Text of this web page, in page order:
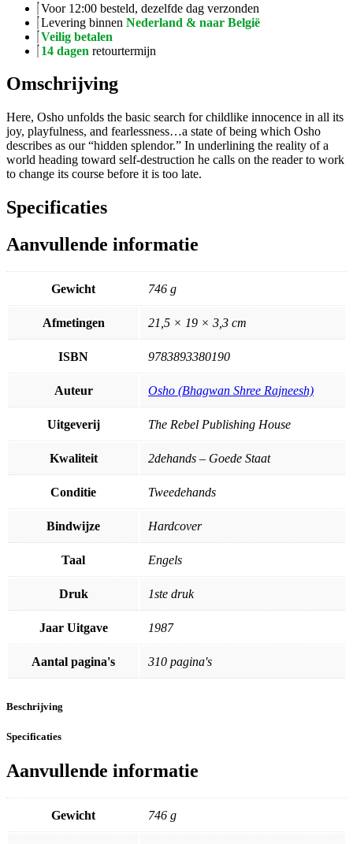
Voor 12:00 besteld, dezelfde dag verzonden
Levering binnen Nederland & naar België
Veilig betalen
14 dagen retourtermijn
Omschrijving
Here, Osho unfolds the basic search for childlike innocence in all its
joy, playfulness, and fearlessness…a state of being which Osho
describes as our “hidden splendor.” In underlining the reality of a
world heading toward self-destruction he calls on the reader to work
to change its course before it is too late.
Specificaties
Aanvullende informatie
Gewicht 746 g
Afmetingen 21,5 × 19 × 3,3 cm
ISBN 9783893380190
Auteur Osho (Bhagwan Shree Rajneesh)
Uitgeverij The Rebel Publishing House
Kwaliteit 2dehands – Goede Staat
Conditie Tweedehands
Bindwijze Hardcover
Taal Engels
Druk 1ste druk
Jaar Uitgave 1987
Aantal pagina's 310 pagina's
Beschrijving
Specificaties
Aanvullende informatie
Gewicht 746 g